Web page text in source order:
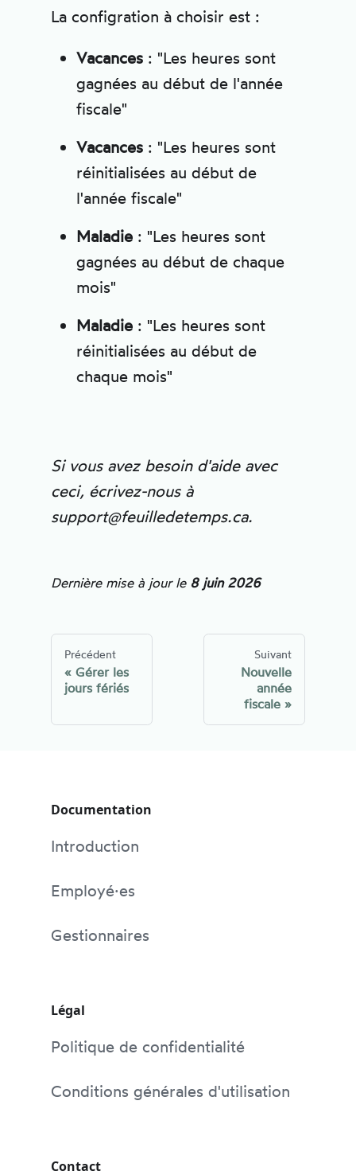
La configration à choisir est :
Vacances : "Les heures sont
gagnées au début de l'année
fiscale"
Vacances : "Les heures sont
réinitialisées au début de
l'année fiscale"
Maladie : "Les heures sont
gagnées au début de chaque
mois"
Maladie : "Les heures sont
réinitialisées au début de
chaque mois"
Si vous avez besoin d'aide avec
ceci, écrivez-nous à
support@feuilledetemps.ca.
Dernière mise à jourle 8 juin 2026
Précédent
Gérer les
jours fériés
Suivant
Nouvelle
année
fiscale
Documentation
Introduction
Employé·es
Gestionnaires
Légal
Politique de confidentialité
Conditions générales d'utilisation
Contact